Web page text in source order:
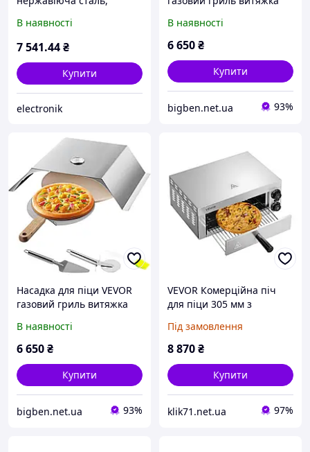
антипригарне покриття,
для дому та бізнесу
В наявності
7 541.44₴
Купити
electronik
камінь лопата для піци
нержавіюча сталь PP
В наявності
6 650₴
Купити
bigben.net.ua 93%
Насадка для піци VEVOR
газовий гриль витяжка
камінь лопата для піци
нержавіюча сталь PP
В наявності
6 650₴
Купити
bigben.net.ua 93%
VEVOR Комерційна піч
для піци 305 мм з
електрична 2 ручки
772557
Під замовлення
8 870₴
Купити
klik71.net.ua 97%